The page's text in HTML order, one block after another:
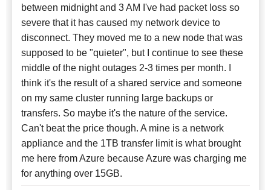
between midnight and 3 AM I've had packet loss so
severe that it has caused my network device to
disconnect. They moved me to a new node that was
supposed to be "quieter", but I continue to see these
middle of the night outages 2-3 times per month. I
think it's the result of a shared service and someone
on my same cluster running large backups or
transfers. So maybe it's the nature of the service.
Can't beat the price though. A mine is a network
appliance and the 1TB transfer limit is what brought
me here from Azure because Azure was charging me
for anything over 15GB.